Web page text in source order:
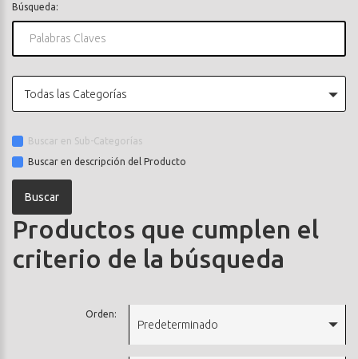
Búsqueda:
Todas las Categorías
Buscar en Sub-Categorías
Buscar en descripción del Producto
Productos que cumplen el
criterio de la búsqueda
Orden:
Predeterminado